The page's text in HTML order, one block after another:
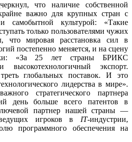
что наличие собственной
важно для крупных стран с
самобытной культурой: «Такие
только пользователями чужих
что мировая расстановка сил в
постепенно меняется, и на сцену
«За 25 лет страны БРИКС
высокотехнологичный экспорт.
глобальных поставок. И это
лидерства в мире».
стратегического партнера
день больше всего патентов в
партнер нашей страны —
игроков в IT-индустрии,
программного обеспечения на